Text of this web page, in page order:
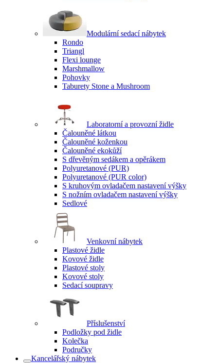
Modulární sedací nábytek
Rondo
Triangl
Flexi lounge
Marshmallow
Pohovky
Taburety Stone a Mushroom
Laboratorní a provozní židle
Čalouněné látkou
Čalouněné koženkou
Čalouněné ekokůží
S dřevěným sedákem a opěrákem
Polyuretanové (PUR)
Polyuretanové (PUR color)
S kruhovým ovladačem nastavení výšky
S nožním ovladačem nastavení výšky
Sedlové
Venkovní nábytek
Plastové židle
Kovové židle
Plastové stoly
Kovové stoly
Sedací soupravy
Příslušenství
Podložky pod židle
Kolečka
Područky
Kancelářský nábytek